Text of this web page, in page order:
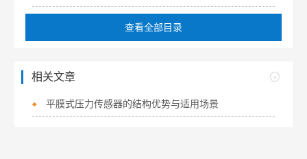
查看全部目录
相关文章
平膜式压力传感器的结构优势与适用场景